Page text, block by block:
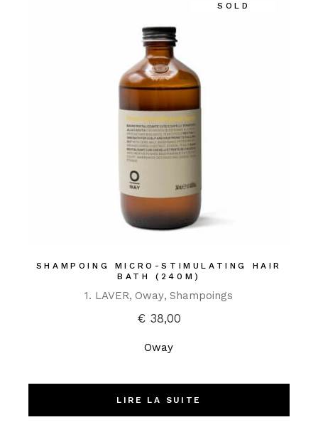
SOLD
SHAMPOING MICRO-STIMULATING HAIR
BATH (240M)
1. LAVER Oway Shampoings
€38,00
Oway
LIRE LA SUITE